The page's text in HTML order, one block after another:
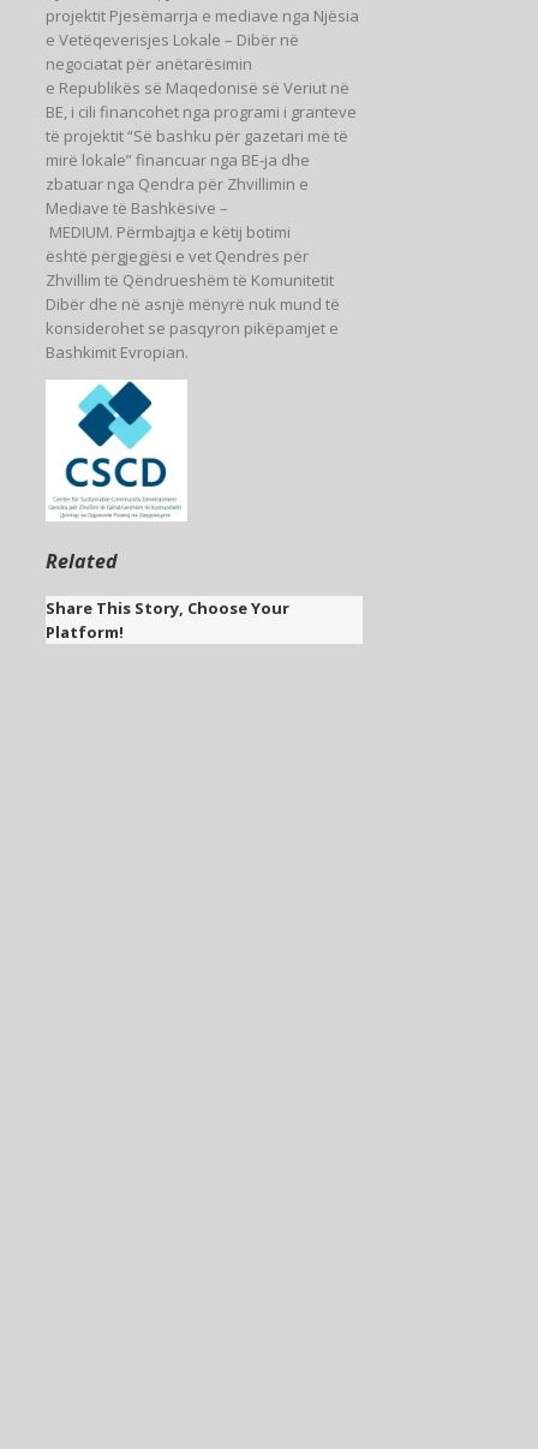
projektit Pjesëmarrja e mediave nga Njësia
e Vetëqeverisjes Lokale – Dibër në
negociatat për anëtarësimin
e Republikës së Maqedonisë së Veriut në
BE, i cili financohet nga programi i granteve
të projektit “Së bashku për gazetari më të
mirë lokale” financuar nga BE-ja dhe
zbatuar nga Qendra për Zhvillimin e
Mediave të Bashkësive –
MEDIUM. Përmbajtja e këtij botimi
është përgjegjësi e vet Qendrës për
Zhvillim të Qëndrueshëm të Komunitetit
Dibër dhe në asnjë mënyrë nuk mund të
konsiderohet se pasqyron pikëpamjet e
Bashkimit Evropian.
Related
Share This Story, Choose Your
Platform!